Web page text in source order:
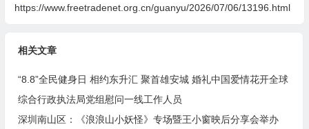
https://www.freetradenet.org.cn/guanyu/2026/07/06/13196.html
相关文章
“8.8”全民健身日 相约东升汇 聚首雄安城 婚礼中国爱情花开全球
综合行政执法局党组慰问一线工作人员
深圳南山区：《浪浪山小妖怪》专场暨王小窗映后分享会举办